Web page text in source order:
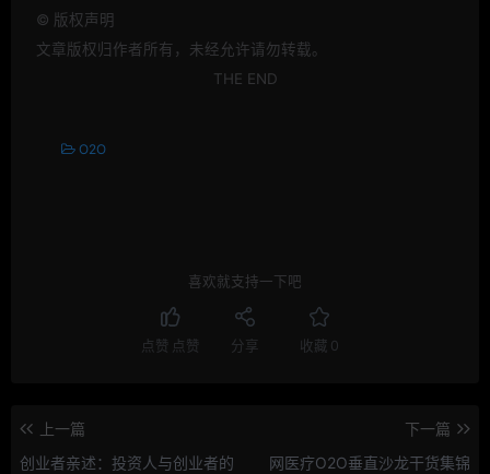
© 版权声明
文章版权归作者所有，未经允许请勿转载。
THE END
O2O
喜欢就支持一下吧
点赞 点赞 分享 收藏 0
上一篇
创业者亲述：投资人与创业者的
下一篇
网医疗O2O垂直沙龙干货集锦